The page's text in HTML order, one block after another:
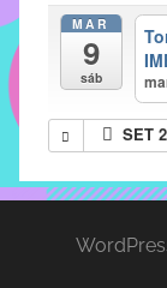
para
prevenção
MAR
9
sáb
SET